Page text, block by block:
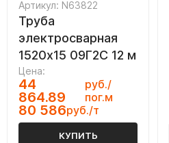
Артикул: N63822
Труба
электросварная
1520х15 09Г2С 12 м
Цена:
44
864.89
руб./
пог.м
80 586руб./т
КУПИТЬ